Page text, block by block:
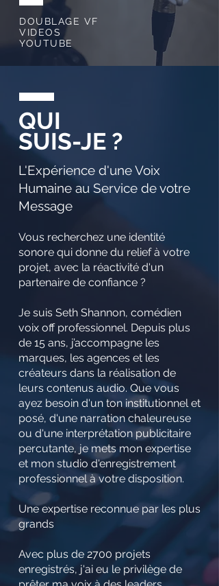
DOUBLAGE VF
VIDEOS
YOUTUBE
QUI
SUIS-JE ?
L'Expérience d'une Voix
Humaine au Service de votre
Message
Vous recherchez une identité
sonore qui donne du relief à votre
projet, avec la réactivité d'un
partenaire de confiance ?
Je suis Seth Shannon, comédien
voix off professionnel. Depuis plus
de 15 ans, j’accompagne les
marques, les agences et les
créateurs dans la réalisation de
leurs contenus audio. Que vous
ayez besoin d'un ton institutionnel et
posé, d'une narration chaleureuse
ou d'une interprétation publicitaire
percutante, je mets mon expertise
et mon studio d'enregistrement
professionnel à votre disposition.
Une expertise reconnue par les plus
grands
Avec plus de 2700 projets
enregistrés, j'ai eu le privilège de